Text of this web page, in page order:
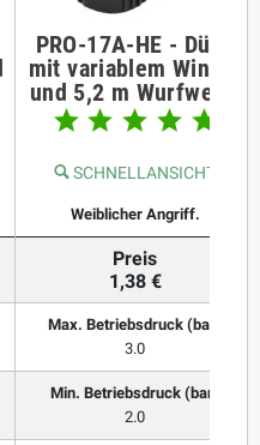
PRO-17A-HE - Düse
mit variablem Winkel
und 5,2 m Wurfweite
    
SCHNELLANSICHT
Weiblicher Angriff.
Preis
1,38 €
Max. Betriebsdruck (bar)
3.0
Min. Betriebsdruck (bar)
2.0